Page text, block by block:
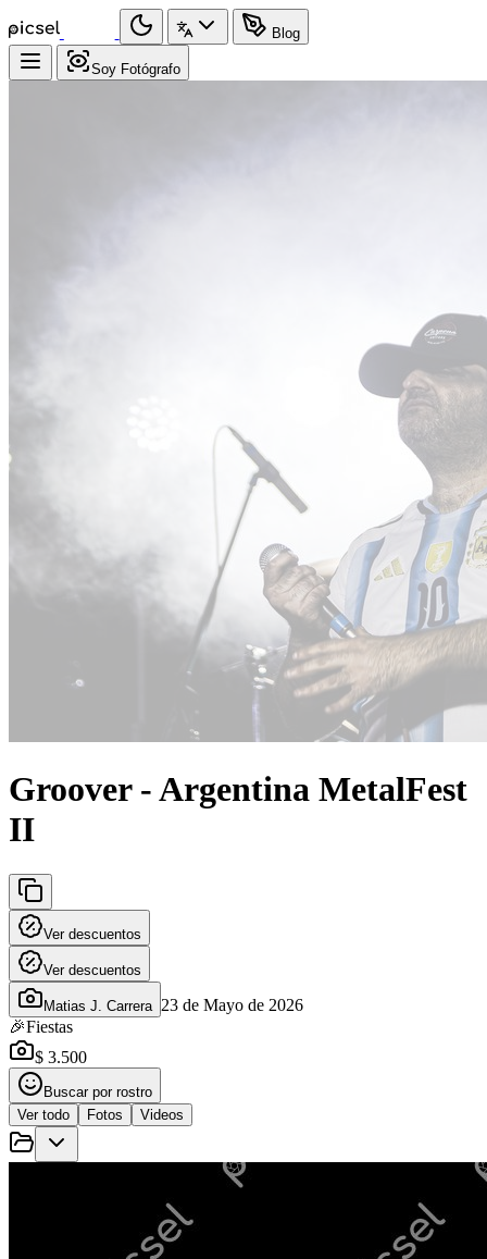
Blog
Soy Fotógrafo
Groover - Argentina MetalFest
II
Ver descuentos
Ver descuentos
Matias J. Carrera 23 de Mayo de 2026
🎉Fiestas
$ 3.500
Buscar por rostro
Ver todo
Fotos Videos